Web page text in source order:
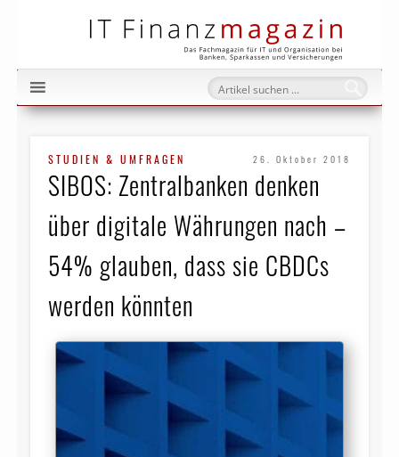
STUDIEN & UMFRAGEN 26. Oktober 2018
SIBOS: Zentralbanken denken
über digitale Währungen nach –
54% glauben, dass sie CBDCs
werden könnten